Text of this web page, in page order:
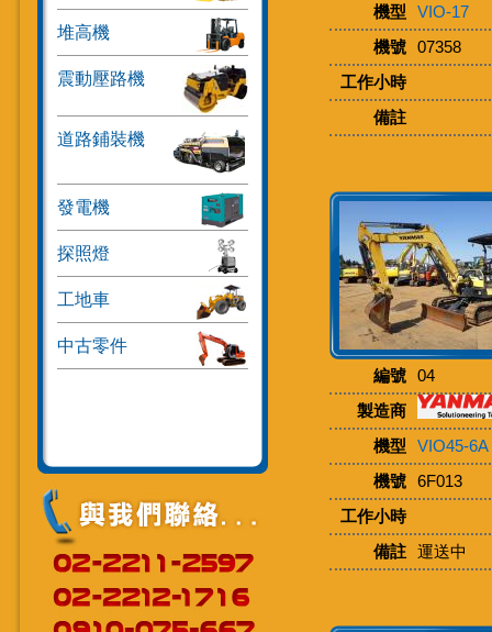
堆高機
震動壓路機
道路鋪裝機
發電機
探照燈
工地車
中古零件
機型
VIO-17
機號
07358
工作小時
備註
編號
04
製造商
機型
VIO45-6A
機號
6F013
工作小時
備註
運送中